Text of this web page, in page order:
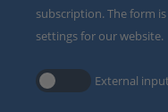
subscription. The form
settings for our website.
External